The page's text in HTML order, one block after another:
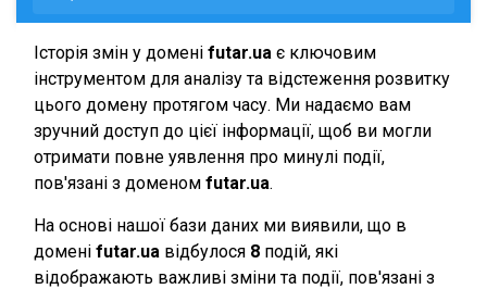
Історія змін у домені futar.ua є ключовим
інструментом для аналізу та відстеження розвитку
цього домену протягом часу. Ми надаємо вам
зручний доступ до цієї інформації, щоб ви могли
отримати повне уявлення про минулі події,
пов'язані з доменом futar.ua.
На основі нашої бази даних ми виявили, що в
домені futar.ua відбулося 8 подій, які
відображають важливі зміни та події, пов'язані з